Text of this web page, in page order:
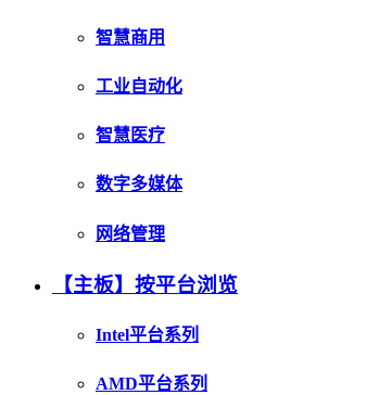
智慧商用
工业自动化
智慧医疗
数字多媒体
网络管理
【主板】按平台浏览
Intel平台系列
AMD平台系列